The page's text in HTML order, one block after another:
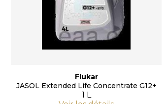
Flukar
JASOL Extended Life Concentrate G12+
1 L